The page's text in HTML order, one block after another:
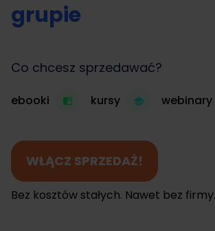
grupie
Co chcesz sprzedawać?
ebooki kursy webinary
WŁĄCZ SPRZEDAŻ!
Bez kosztów stałych. Nawet bez firmy.